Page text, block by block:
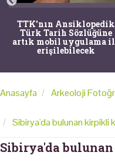
TTK'nın Ansiklopedik
Türk Tarih Sözlüğüne
artık mobil uygulama
erişilebilecek
Anasayfa Arkeoloji
Sibirya'da bulunan kirpikli
Sibirya'da